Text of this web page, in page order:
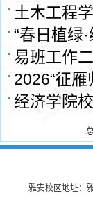
土木工程
“春日植绿
易班工作
2026“征雁
经济学院
雅安校区地址：